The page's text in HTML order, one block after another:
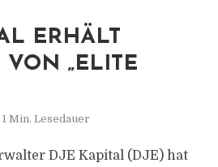
ERHÄLT
VON „ELITE
1 Min. Lesedauer
DJE Kapital (DJE) hat